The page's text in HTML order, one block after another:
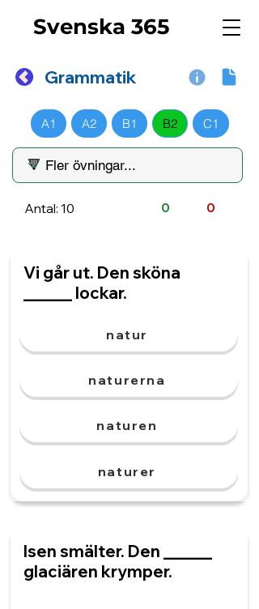
Svenska 365
Grammatik
A1 A2 B1 B2 C1
Antal: 10 0 0
Vi går ut. Den sköna
______ lockar.
natur
naturerna
naturen
naturer
Isen smälter. Den ______
glaciären krymper.